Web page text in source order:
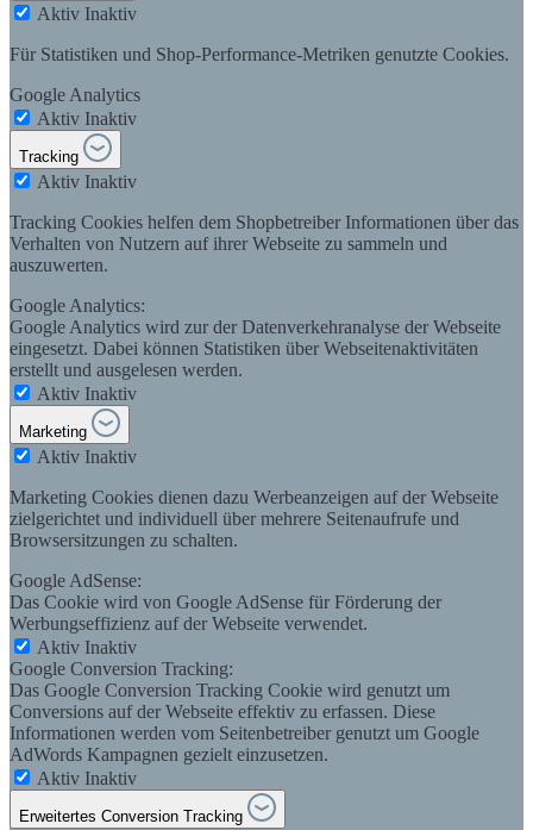
Aktiv Inaktiv
Für Statistiken und Shop-Performance-Metriken genutzte Cookies.
Google Analytics
Aktiv Inaktiv
Tracking
Aktiv Inaktiv
Tracking Cookies helfen dem Shopbetreiber Informationen über das
Verhalten von Nutzern auf ihrer Webseite zu sammeln und
auszuwerten.
Google Analytics:
Google Analytics wird zur der Datenverkehranalyse der Webseite
eingesetzt. Dabei können Statistiken über Webseitenaktivitäten
erstellt und ausgelesen werden.
Aktiv Inaktiv
Marketing
Aktiv Inaktiv
Marketing Cookies dienen dazu Werbeanzeigen auf der Webseite
zielgerichtet und individuell über mehrere Seitenaufrufe und
Browsersitzungen zu schalten.
Google AdSense:
Das Cookie wird von Google AdSense für Förderung der
Werbungseffizienz auf der Webseite verwendet.
Aktiv Inaktiv
Google Conversion Tracking:
Das Google Conversion Tracking Cookie wird genutzt um
Conversions auf der Webseite effektiv zu erfassen. Diese
Informationen werden vom Seitenbetreiber genutzt um Google
AdWords Kampagnen gezielt einzusetzen.
Aktiv Inaktiv
Erweitertes Conversion Tracking